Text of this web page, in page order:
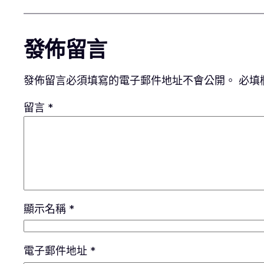
發佈留言
發佈留言必須填寫的電子郵件地址不會公開。 必填
留言 *
顯示名稱 *
電子郵件地址 *